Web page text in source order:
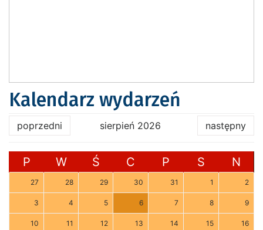
Kalendarz wydarzeń
poprzedni sierpień 2026 następny
P W Ś C P S N
27 28 29 30 31 1 2
3 4 5 6 7 8 9
10 11 12 13 14 15 16